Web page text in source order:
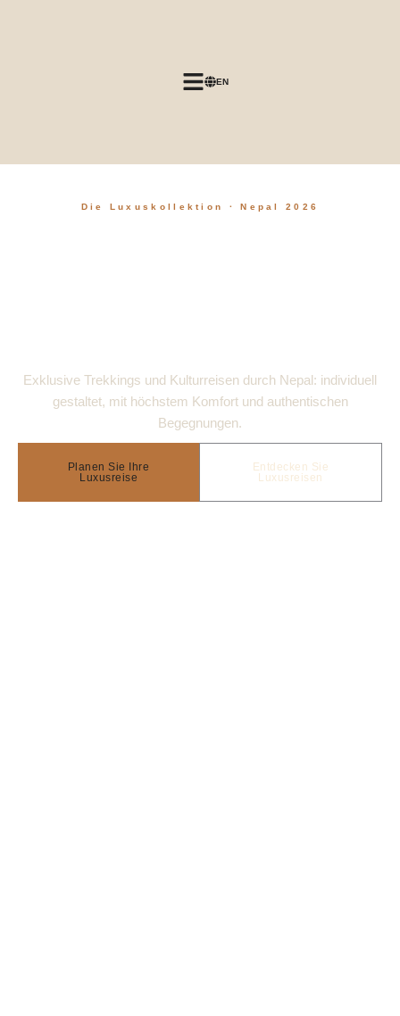
EN
Die Luxuskollektion · Nepal2026
Exklusive Trekkings und Kulturreisen durch Nepal: individuell
gestaltet, mit höchstem Komfort und authentischen
Begegnungen.
Planen Sie Ihre
Luxusreise
Entdecken Sie
Luxusreisen